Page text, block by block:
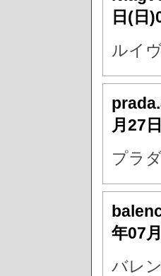
日(日
ルイ
月27
プラ
年07
バレ